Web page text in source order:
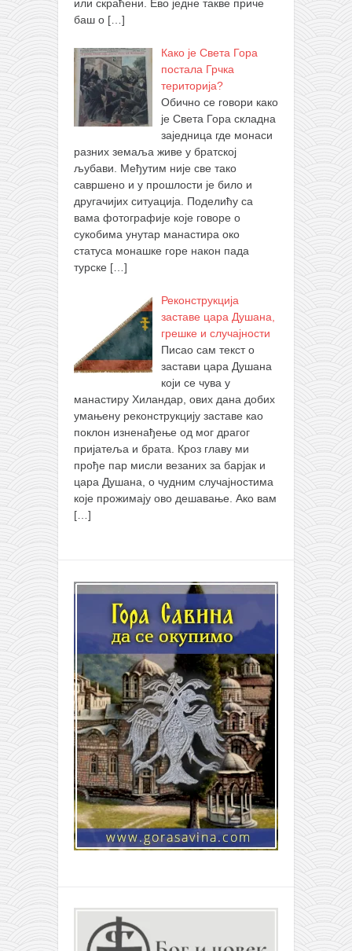
или скраћени. Ево једне такве приче
баш о […]
Како је Света Гора
постала Грчка
територија?
Обично се говори како
је Света Гора складна
заједница где монаси
разних земаља живе у братској
љубави. Међутим није све тако
савршено и у прошлости је било и
другачијих ситуација. Поделићу са
вама фотографије које говоре о
сукобима унутар манастира око
статуса монашке горе након пада
турске […]
Реконструкција
заставе цара Душана,
грешке и случајности
Писао сам текст о
застави цара Душана
који се чува у
манастиру Хиландар, ових дана добих
умањену реконструкцију заставе као
поклон изненађење од мог драгог
пријатеља и брата. Кроз главу ми
прође пар мисли везаних за барјак и
цара Душана, о чудним случајностима
које прожимају ово дешавање. Ако вам
[…]